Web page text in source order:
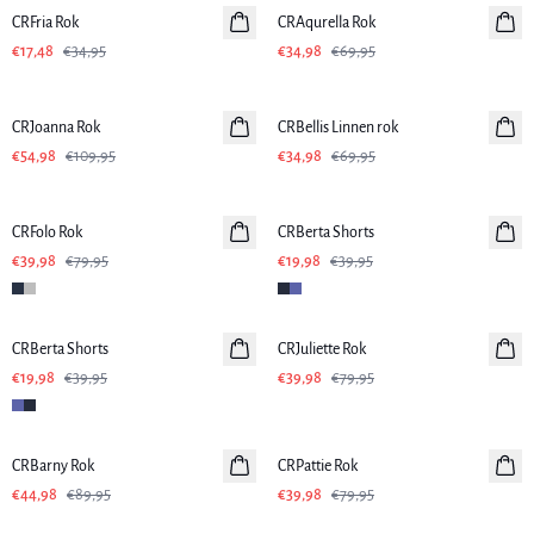
CRFria Rok
€17,48
€34,95
CRAqurella Rok
€34,98
€69,95
CRJoanna Rok
€54,98
€109,95
Linnen
CRBellis Linnen rok
€34,98
€69,95
CRFolo Rok
€39,98
€79,95
CRBerta Shorts
€19,98
€39,95
-50%
CRBerta Shorts
€19,98
€39,95
-50%
CRJuliette Rok
€39,98
€79,95
-50%
CRBarny Rok
€44,98
€89,95
CRPattie Rok
€39,98
€79,95